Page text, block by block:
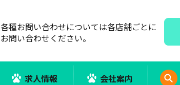
求人情報 会社案内
各種お問い合わせについては各店舗ごとに
お問い合わせください。